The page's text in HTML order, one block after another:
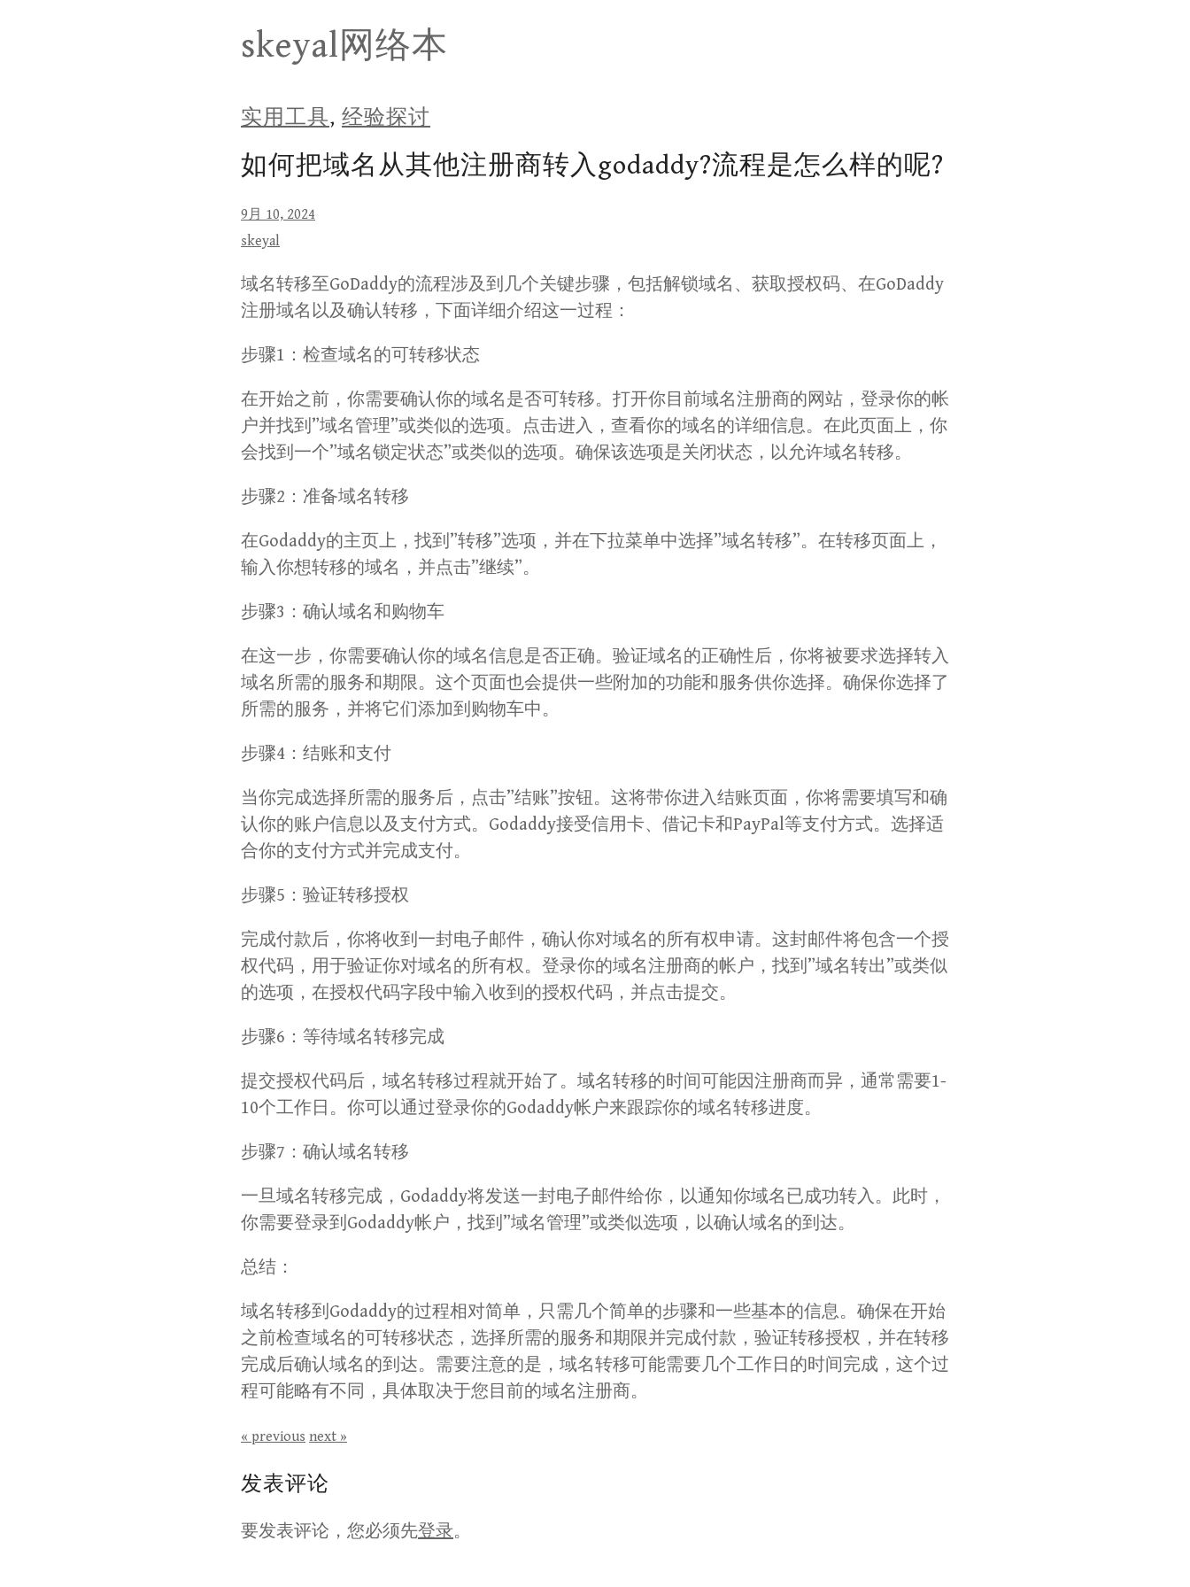
to
skeyal网络本
实用工具, 经验探讨
如何把域名从其他注册商转入godaddy?流程是怎么样的呢?
9月 10, 2024
skeyal
域名转移至GoDaddy的流程涉及到几个关键步骤，包括解锁域名、获取授权码、在GoDaddy
注册域名以及确认转移，下面详细介绍这一过程：
步骤1：检查域名的可转移状态
在开始之前，你需要确认你的域名是否可转移。打开你目前域名注册商的网站，登录你的帐
户并找到”域名管理”或类似的选项。点击进入，查看你的域名的详细信息。在此页面上，你
会找到一个”域名锁定状态”或类似的选项。确保该选项是关闭状态，以允许域名转移。
步骤2：准备域名转移
在Godaddy的主页上，找到”转移”选项，并在下拉菜单中选择”域名转移”。在转移页面上，
输入你想转移的域名，并点击”继续”。
步骤3：确认域名和购物车
在这一步，你需要确认你的域名信息是否正确。验证域名的正确性后，你将被要求选择转入
域名所需的服务和期限。这个页面也会提供一些附加的功能和服务供你选择。确保你选择了
所需的服务，并将它们添加到购物车中。
步骤4：结账和支付
当你完成选择所需的服务后，点击”结账”按钮。这将带你进入结账页面，你将需要填写和确
认你的账户信息以及支付方式。Godaddy接受信用卡、借记卡和PayPal等支付方式。选择适
合你的支付方式并完成支付。
步骤5：验证转移授权
完成付款后，你将收到一封电子邮件，确认你对域名的所有权申请。这封邮件将包含一个授
权代码，用于验证你对域名的所有权。登录你的域名注册商的帐户，找到”域名转出”或类似
的选项，在授权代码字段中输入收到的授权代码，并点击提交。
步骤6：等待域名转移完成
提交授权代码后，域名转移过程就开始了。域名转移的时间可能因注册商而异，通常需要1-
10个工作日。你可以通过登录你的Godaddy帐户来跟踪你的域名转移进度。
步骤7：确认域名转移
一旦域名转移完成，Godaddy将发送一封电子邮件给你，以通知你域名已成功转入。此时，
你需要登录到Godaddy帐户，找到”域名管理”或类似选项，以确认域名的到达。
总结：
域名转移到Godaddy的过程相对简单，只需几个简单的步骤和一些基本的信息。确保在开始
之前检查域名的可转移状态，选择所需的服务和期限并完成付款，验证转移授权，并在转移
完成后确认域名的到达。需要注意的是，域名转移可能需要几个工作日的时间完成，这个过
程可能略有不同，具体取决于您目前的域名注册商。
« previous next »
发表评论
要发表评论，您必须先登录。